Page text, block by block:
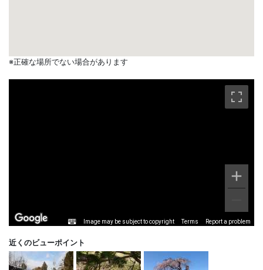
※正確な場所でない場合があります
Image may be subject to copyright Terms Report a problem
近くのビューポイント